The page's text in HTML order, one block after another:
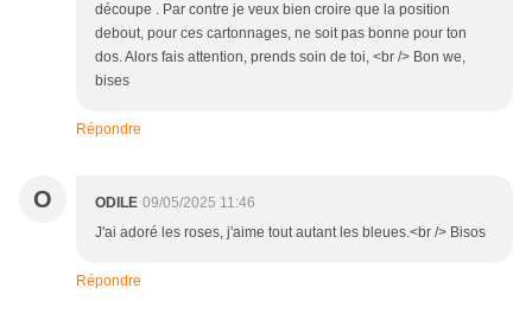
découpe . Par contre je veux bien croire que la position
debout, pour ces cartonnages, ne soit pas bonne pour ton
dos. Alors fais attention, prends soin de toi, <br /> Bon we,
bises
Répondre
O ODILE 09/05/2025 11:46
J'ai adoré les roses, j'aime tout autant les bleues.<br /> Bisos
Répondre